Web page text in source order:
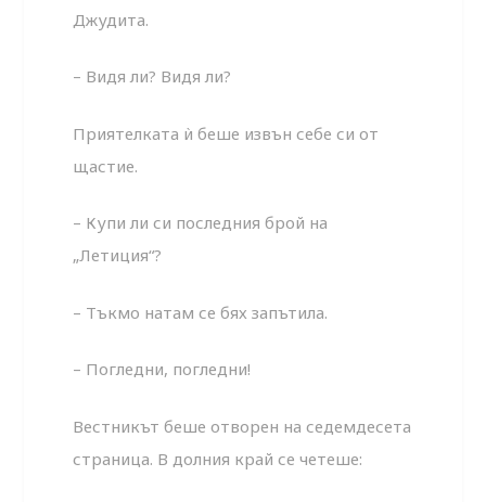
Джудита.
– Видя ли? Видя ли?
Приятелката ѝ беше извън себе си от
щастие.
– Купи ли си последния брой на
„Летиция“?
– Тъкмо натам се бях запътила.
– Погледни, погледни!
Вестникът беше отворен на седемдесета
страница. В долния край се четеше: